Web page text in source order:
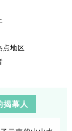
点地区
揭幕人